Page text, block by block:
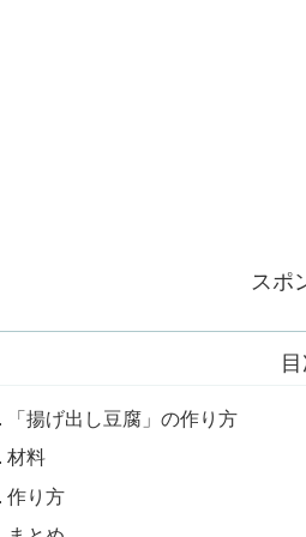
スポ
「揚げ出し豆腐」の作り方
材料
作り方